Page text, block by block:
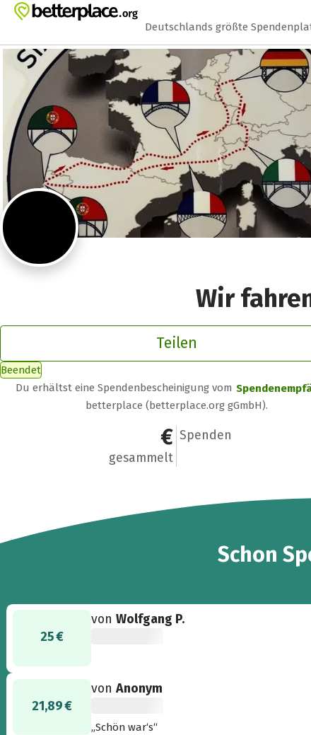
Zum Hauptinhalt springen
Erklärung zur Barrierefreiheit anzeigen
Deutschlands größte
Wir
Teilen
Beendet
Du erhältst eine Spendenbescheinigung vom
betterplace (betterplace.org gGmbH).
1.025 €
gesammelt
22
Spenden
Schon22
25 €
vonWolfgang P.
21,89 €
vonAnonym
„Schön war‘s“